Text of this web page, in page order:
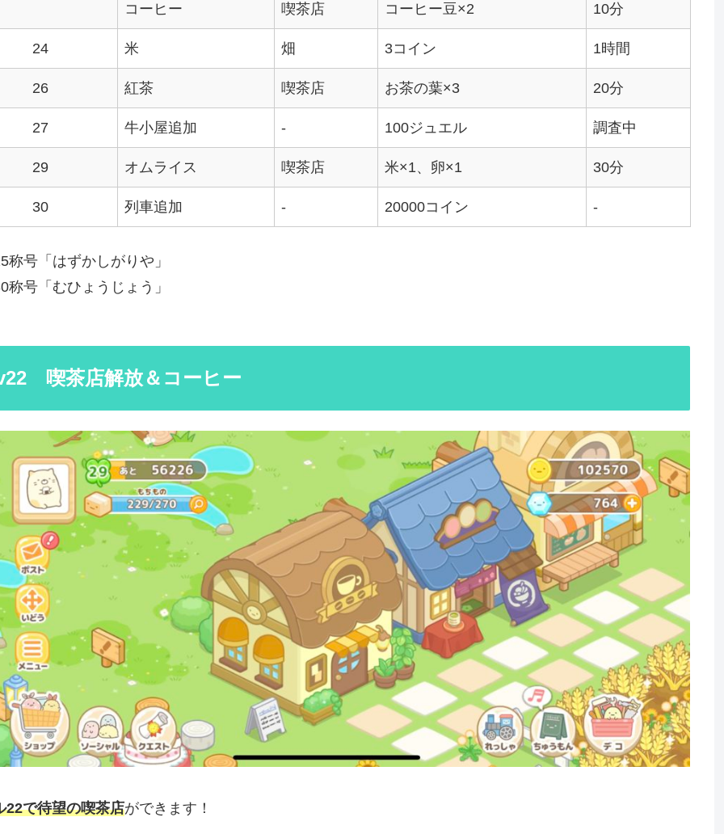
コーヒー 喫茶店 コーヒー豆×2 10分
24 米 畑 3コイン 1時間
26 紅茶 喫茶店 お茶の葉×3 20分
27 牛小屋追加 - 100ジュエル 調査中
29 オムライス 喫茶店 米×1、卵×1 30分
30 列車追加 - 20000コイン -
号「はずかしがりや」
号「むひょうじょう」
喫茶店解放＆コーヒー
22で待望の喫茶店ができます！